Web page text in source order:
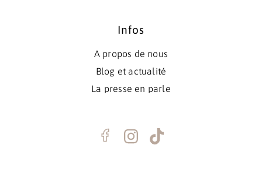
Infos
A propos de nous
Blog et actualité
La presse en parle